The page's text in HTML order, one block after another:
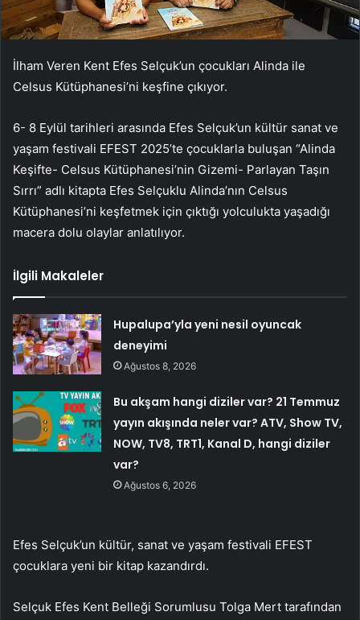
İlham Veren Kent Efes Selçuk’un çocukları Alinda ile
Celsus Kütüphanesi’ni keşfine çıkıyor.
6- 8 Eylül tarihleri arasında Efes Selçuk’un kültür sanat ve
yaşam festivali EFEST 2025’te çocuklarla buluşan “Alinda
Keşifte- Celsus Kütüphanesi’nin Gizemi- Parlayan Taşın
Sırrı” adlı kitapta Efes Selçuklu Alinda’nın Celsus
Kütüphanesi’ni keşfetmek için çıktığı yolculukta yaşadığı
macera dolu olaylar anlatılıyor.
İlgili Makaleler
Hupalupa’yla yeni nesil oyuncak
deneyimi
Ağustos 8, 2026
Bu akşam hangi diziler var? 21 Temmuz
yayın akışında neler var? ATV, Show TV,
NOW, TV8, TRT1, Kanal D, hangi diziler
var?
Ağustos 6, 2026
Efes Selçuk’un kültür, sanat ve yaşam festivali EFEST
çocuklara yeni bir kitap kazandırdı.
Selçuk Efes Kent Belleği Sorumlusu Tolga Mert tarafından